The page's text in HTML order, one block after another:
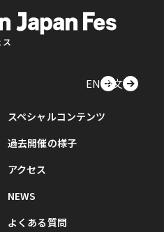
EN中文
スペシャルコンテンツ
過去開催の様子
アクセス
NEWS
よくある質問